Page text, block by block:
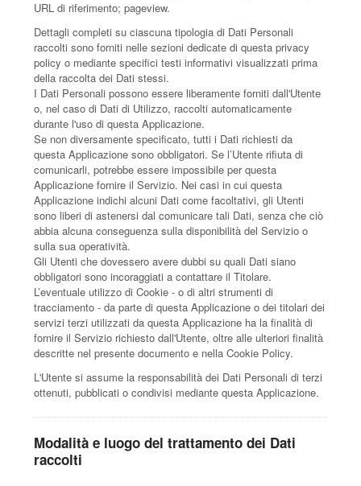
URL di riferimento; pageview.
Dettagli completi su ciascuna tipologia di Dati Personali
raccolti sono forniti nelle sezioni dedicate di questa privacy
policy o mediante specifici testi informativi visualizzati prima
della raccolta dei Dati stessi.
I Dati Personali possono essere liberamente forniti dall'Utente
o, nel caso di Dati di Utilizzo, raccolti automaticamente
durante l'uso di questa Applicazione.
Se non diversamente specificato, tutti i Dati richiesti da
questa Applicazione sono obbligatori. Se l’Utente rifiuta di
comunicarli, potrebbe essere impossibile per questa
Applicazione fornire il Servizio. Nei casi in cui questa
Applicazione indichi alcuni Dati come facoltativi, gli Utenti
sono liberi di astenersi dal comunicare tali Dati, senza che ciò
abbia alcuna conseguenza sulla disponibilità del Servizio o
sulla sua operatività.
Gli Utenti che dovessero avere dubbi su quali Dati siano
obbligatori sono incoraggiati a contattare il Titolare.
L’eventuale utilizzo di Cookie - o di altri strumenti di
tracciamento - da parte di questa Applicazione o dei titolari dei
servizi terzi utilizzati da questa Applicazione ha la finalità di
fornire il Servizio richiesto dall'Utente, oltre alle ulteriori finalità
descritte nel presente documento e nella Cookie Policy.
L'Utente si assume la responsabilità dei Dati Personali di terzi
ottenuti, pubblicati o condivisi mediante questa Applicazione.
Modalità e luogo del trattamento dei Dati
raccolti